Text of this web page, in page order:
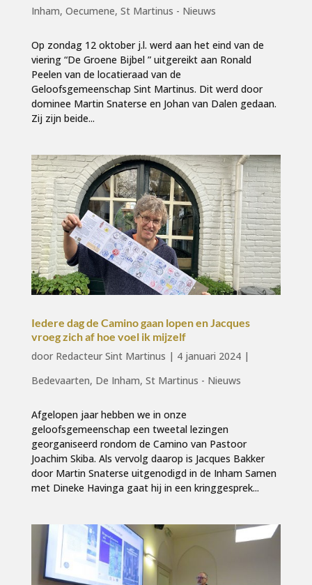
Inham, Oecumene, St Martinus - Nieuws
Op zondag 12 oktober j.l. werd aan het eind van de
viering “De Groene Bijbel ” uitgereikt aan Ronald
Peelen van de locatieraad van de
Geloofsgemeenschap Sint Martinus. Dit werd door
dominee Martin Snaterse en Johan van Dalen gedaan.
Zij zijn beide...
Iedere dag de Camino gaan lopen en Jacques
vroeg zich af hoe voel ik mijzelf
door Redacteur Sint Martinus | 4 januari 2024|
Bedevaarten, De Inham, St Martinus - Nieuws
Afgelopen jaar hebben we in onze
geloofsgemeenschap een tweetal lezingen
georganiseerd rondom de Camino van Pastoor
Joachim Skiba. Als vervolg daarop is Jacques Bakker
door Martin Snaterse uitgenodigd in de Inham Samen
met Dineke Havinga gaat hij in een kringgesprek...